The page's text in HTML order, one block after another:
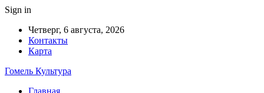
Sign in
Четверг, 6 августа, 2026
Контакты
Карта
Гомель Культура
Главная